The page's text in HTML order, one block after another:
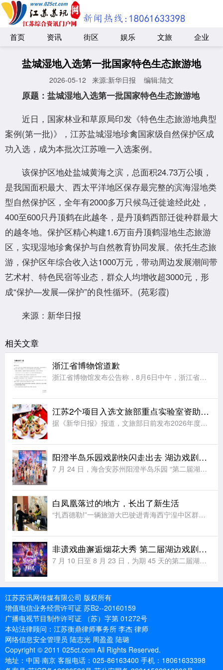
首页 资讯 街区 娱乐 文旅 企业
盐城湿地入选第一批国家特色生态旅游地
2026-05-12 来源:新华日报 ​ 编辑:陆文
原题：盐城湿地入选第一批国家特色生态旅游地
近日，国家林业和草原局印发《特色生态旅游地典型
案例(第一批)》，江苏盐城湿地珍禽国家级自然保护区成
功入选，成为本批次江苏唯一入选案例。
该保护区地处盐城黄海之滨，总面积24.73万公顷，
是我国面积最大、西太平洋地区保存最完整的滨海湿地类
型自然保护区，全年有2000多万只候鸟迁徙途经此处，
400至600只丹顶鹤在此越冬，是丹顶鹤西部迁徙种群最大
的越冬地。保护区精心构建1.6万亩丹顶鹤湿地生态旅游
区，实现湿地珍禽保护与自然教育协同发展。依托生态旅
游，保护区年综合收入达1000万元，带动周边发展潮间带
艺术村、特色民宿等业态，群众人均增收超3000元，形
成“保护—发展—保护”的良性循环。(苑彩霞)
来源：新华日报
相关文章
浙江省博物馆道歉
浙江省博物馆发布公告称，8月6日中午，浙江省博物馆之江馆区“再现圆明园”特展在预约核销过程中，因瞬时客流集中、现场核验衔接不畅，导致部分观众入场受阻、观展体验不佳，对此向受到影响的各位观众致以最诚挚的
江苏2个项目入选文旅部重点实验室资助项目立项名单
据《新华日报》报道，文旅部日前发布2026年度文旅部重点实验室资助项目立项名单，全国共有12个项目入选，来自江苏的2个项目位列其中。文旅部重点实验室资助项目是文旅部核心科研专项，重点支持实验室开展非遗
阳澄半岛乐园戏剧快闪走出去 湖边戏剧节解锁夏日文旅新玩法
7 月 24 日，海合安苏州阳澄半岛乐园 “第二届湖边戏剧节” 快闪活动登陆苏州工业园区，以行进式巡游搭配定点互动的创新形式，将非遗戏剧展演从乐园剧场延伸至城市公共空间，为市民带来零距离、沉浸式的传统
白凤凰落过的地方，长出了新生活
“扎西德勒!”一辆旅游大巴驶进青海西宁湟中区群加国家森林公园，车门打开，“云上群加·金陵山水”露营基地工作人员切桑卓玛迎上前，为客人们献上洁白的哈达。七月的高原，山风裹着草木清甜。山野间，露营基地建设
非遗戏曲邂逅烟花大秀 第二届湖边戏剧节即将点亮阳澄
7 月 10 日至 8 月 23 日，为期 45 天的第二届湖边戏剧节将在海合安苏州阳澄半岛乐园正式开演。本届延续大众戏剧核心定位，以 “非遗狂欢・全民玩戏” 为全新主张，深度整合国家级非遗戏曲、民间
江苏苏讯网传媒有限公司 版权所有
增值电信业务经营许可证 苏B2--20160159
广播电视节目制作许可证 （苏）字第 01272号
本站法律顾问：江苏衡鼎律师事务所 李杰 律师
网络信息安全管理员 陆志光 周盈盈 陆璐
Copyright © 2011 025ct.com All Rights Reserved.
地址：中国·南京 客服电话：025-86163400 手机：18061633398